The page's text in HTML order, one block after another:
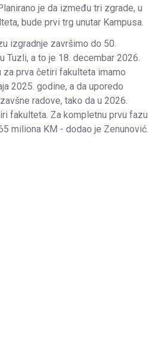
je da između tri zgrade, u
bude prvi trg unutar Kampusa.
izgradnje završimo do 50.
Tuzli, a to je 18. decembar 2026.
za prva četiri fakulteta imamo
2025. godine, a da uporedo
radove, tako da u 2026.
fakulteta. Za kompletnu prvu fazu
miliona KM - dodao je Zenunović.